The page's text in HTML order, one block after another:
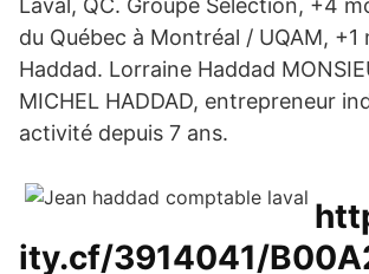
Laval, QC. Groupe Sélection, +4
du Québec à Montréal / UQAM, +1
Haddad. Lorraine Haddad
MICHEL HADDAD, entrepreneur
activité depuis 7 ans.
ity.cf/3914041/